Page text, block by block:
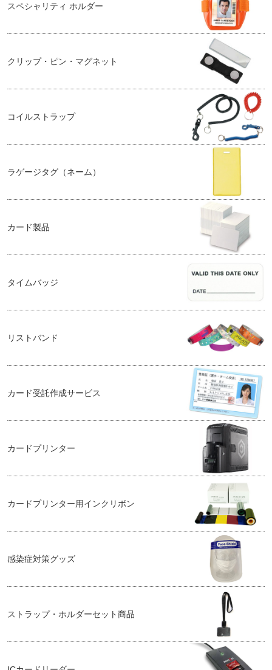
スペシャリティ ホルダー
クリップ・ピン・マグネット
コイルストラップ
ラゲージタグ（ネーム）
カード製品
タイムバッジ
リストバンド
カード受託作成サービス
カードプリンター
カードプリンター用インクリボン
感染症対策グッズ
ストラップ・ホルダーセット商品